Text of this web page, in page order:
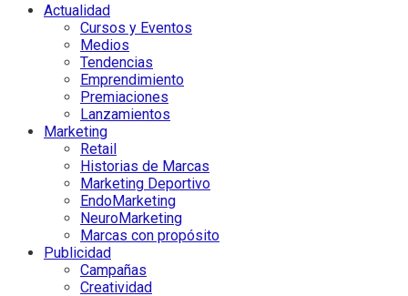
Actualidad
Cursos y Eventos
Medios
Tendencias
Emprendimiento
Premiaciones
Lanzamientos
Marketing
Retail
Historias de Marcas
Marketing Deportivo
EndoMarketing
NeuroMarketing
Marcas con propósito
Publicidad
Campañas
Creatividad